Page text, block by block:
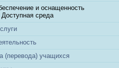
и оснащенность
Доступная среда
(перевода) учащихся